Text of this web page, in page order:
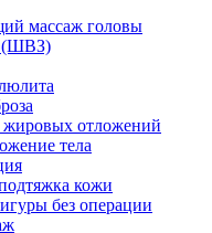
массаж головы
(ШВЗ)
отложений
тела
кожи
без операции